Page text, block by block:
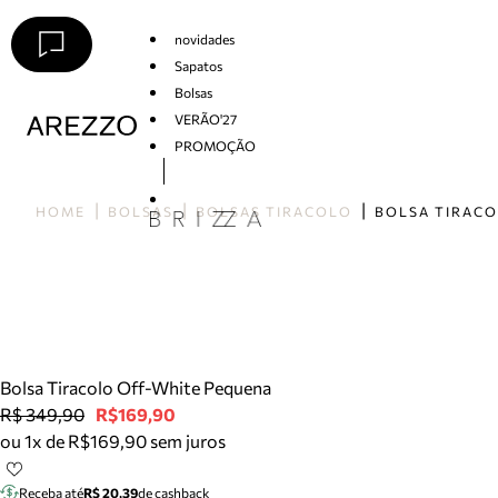
novidades
Sapatos
Bolsas
VERÃO'27
PROMOÇÃO
HOME BOLSAS BOLSAS TIRACOLO
Bolsa Tiracolo Off-White Pequena
R$ 349,90 R$169,90
ou 1x de R$169,90 sem juros
Receba atéR$ 20,39de cashback